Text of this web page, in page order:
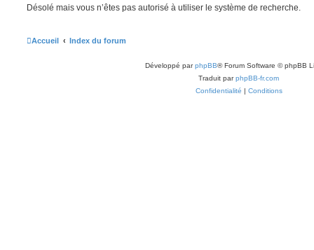
Désolé mais vous n’êtes pas autorisé à utiliser le système de recherche.
Accueil Index du forum
Développé parphpBB® Forum Software © phpBB
Traduit parphpBB-fr.com
Confidentialité | Conditions